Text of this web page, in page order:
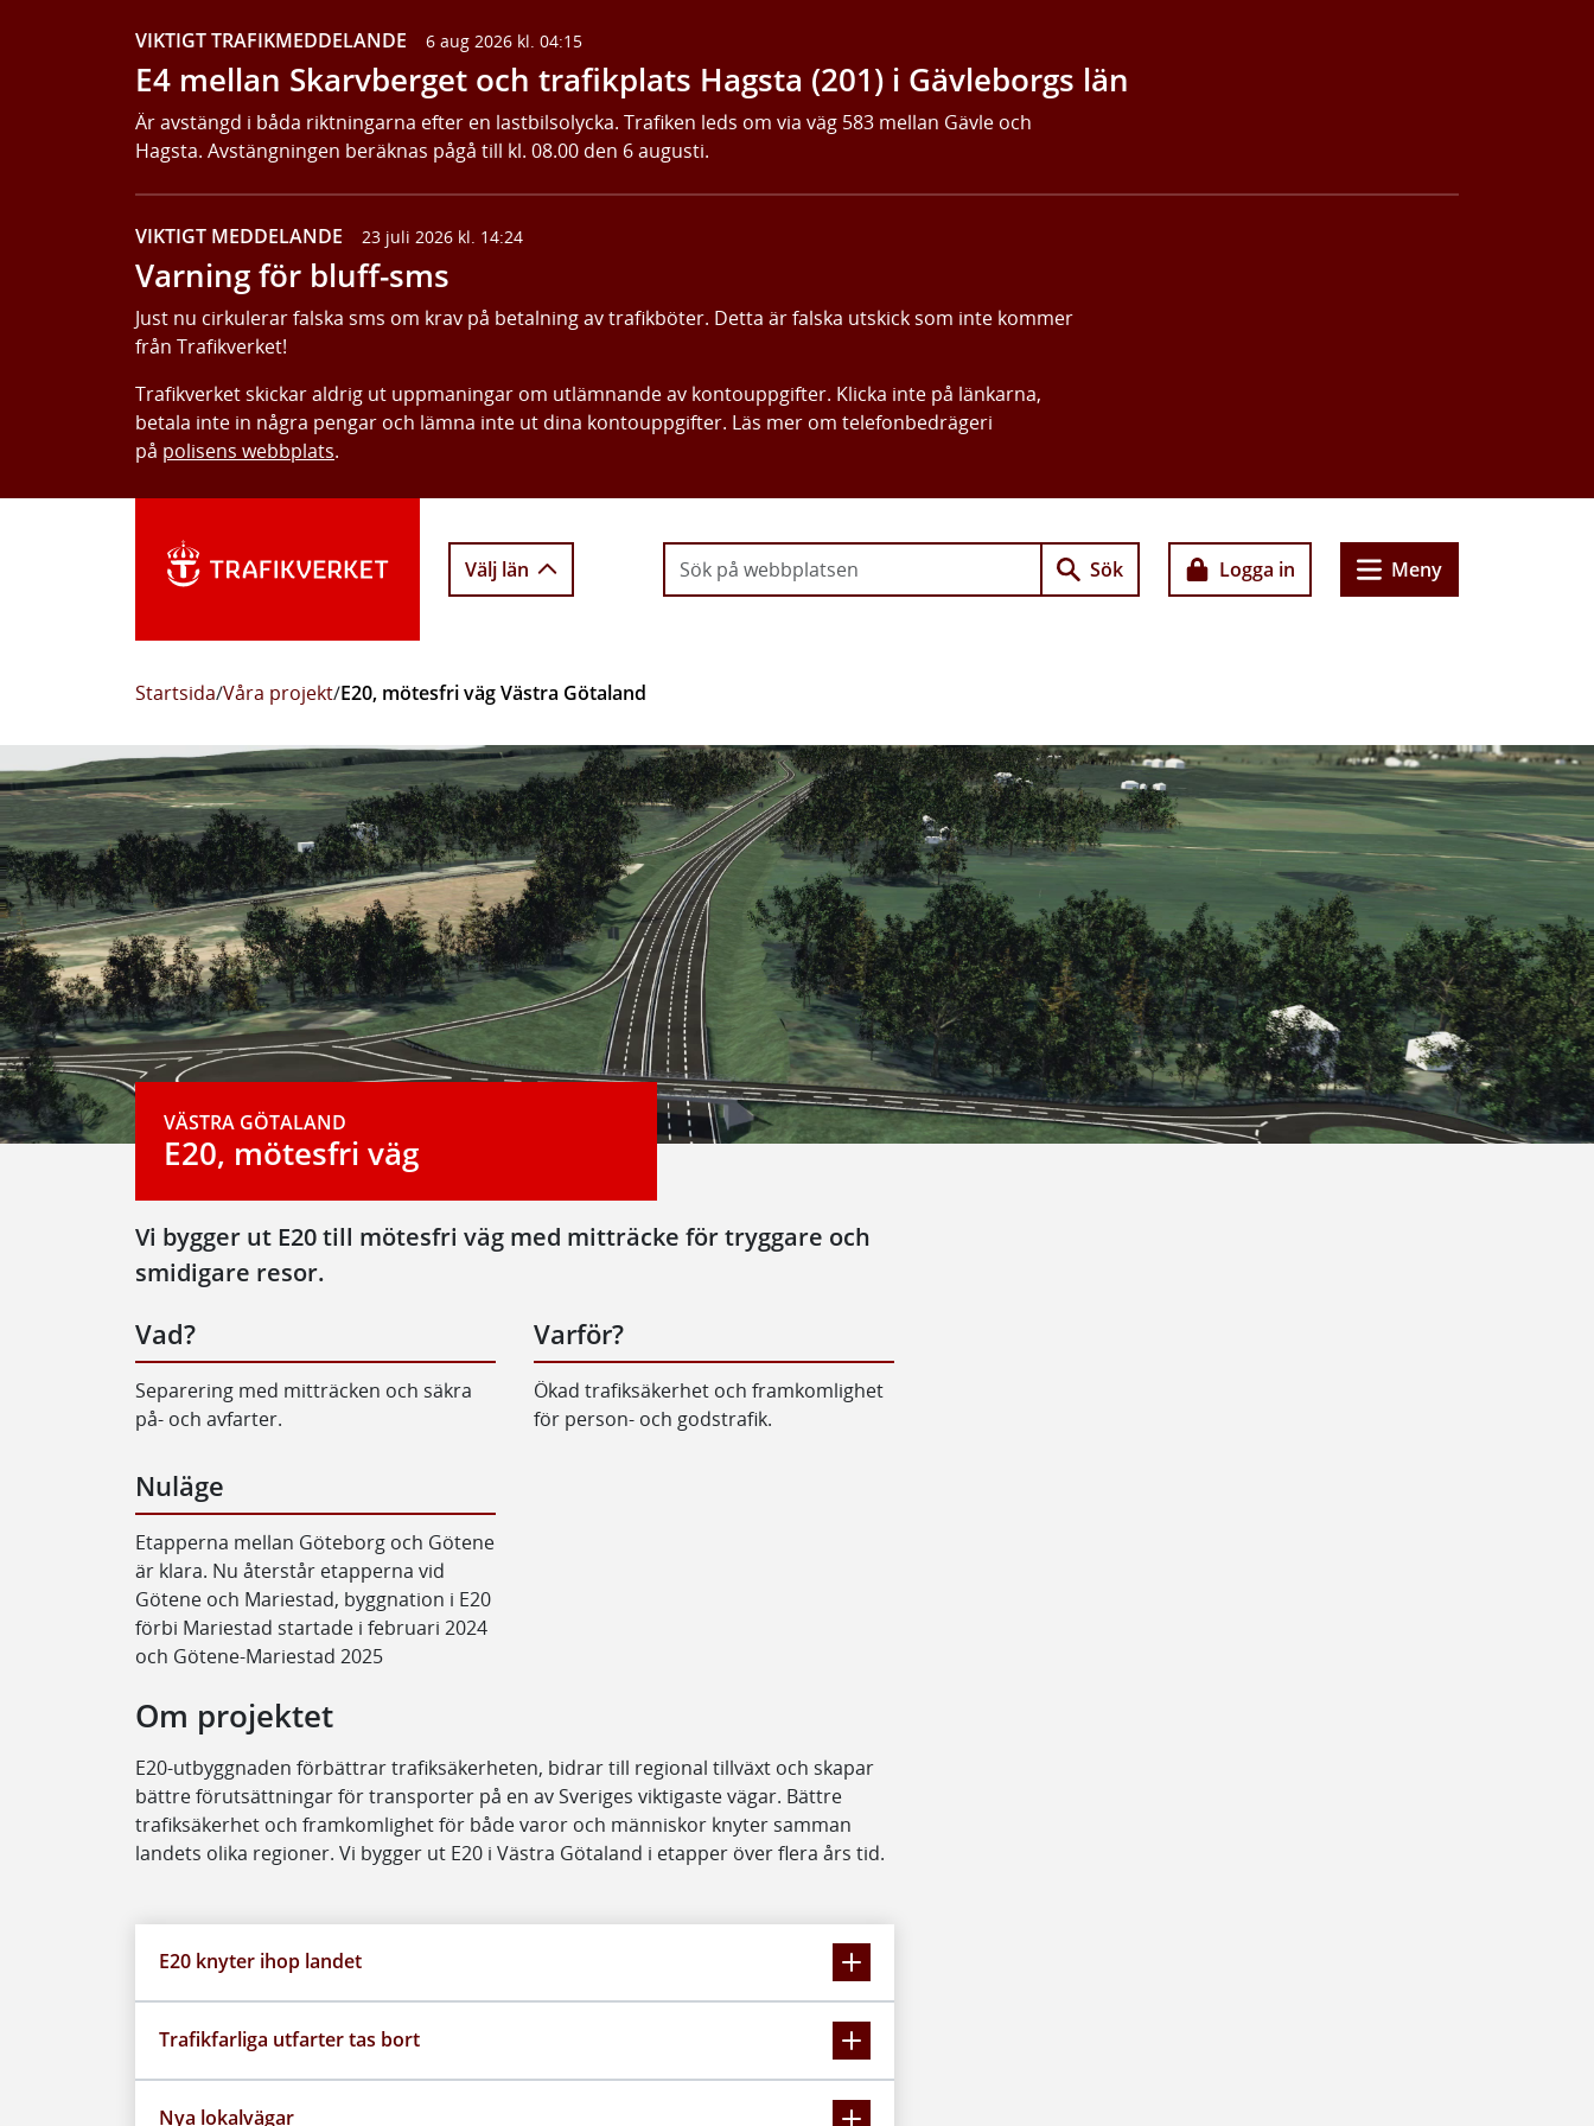
VIKTIGT TRAFIKMEDDELANDE 6 aug 2026 kl. 04:15
E4 mellan Skarvberget och trafikplats Hagsta (201) i Gävleborgs län
Är avstängd i båda riktningarna efter en lastbilsolycka. Trafiken leds om via väg 583 mellan Gävle och
Hagsta. Avstängningen beräknas pågå till kl. 08.00 den 6 augusti.
VIKTIGT MEDDELANDE 23 juli 2026 kl. 14:24
Varning för bluff-sms
Just nu cirkulerar falska sms om krav på betalning av trafikböter. Detta är falska utskick som inte kommer
från Trafikverket!
Trafikverket skickar aldrig ut uppmaningar om utlämnande av kontouppgifter. Klicka inte på länkarna,
betala inte in några pengar och lämna inte ut dina kontouppgifter. Läs mer om telefonbedrägeri
på polisens webbplats.
Välj län Sök Logga in Meny
Startsida/Våra projekt/E20, mötesfri väg Västra Götaland
VÄSTRA GÖTALAND
E20, mötesfri väg
Vi bygger ut E20 till mötesfri väg med mitträcke för tryggare och
smidigare resor.
Vad?
Separering med mitträcken och säkra
på- och avfarter.
Varför?
Ökad trafiksäkerhet och framkomlighet
för person- och godstrafik.
Nuläge
Etapperna mellan Göteborg och Götene
är klara. Nu återstår etapperna vid
Götene och Mariestad, byggnation i E20
förbi Mariestad startade i februari 2024
och Götene-Mariestad 2025
Om projektet
E20-utbyggnaden förbättrar trafiksäkerheten, bidrar till regional tillväxt och skapar
bättre förutsättningar för transporter på en av Sveriges viktigaste vägar. Bättre
trafiksäkerhet och framkomlighet för både varor och människor knyter samman
landets olika regioner. Vi bygger ut E20 i Västra Götaland i etapper över flera års tid.
E20 knyter ihop landet
Trafikfarliga utfarter tas bort
Nya lokalvägar